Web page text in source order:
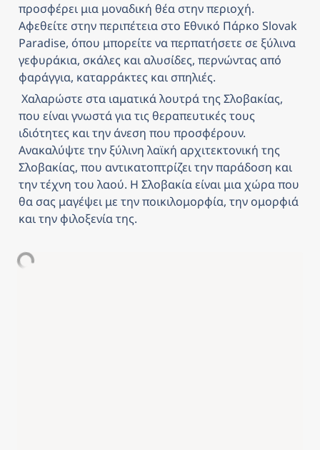
προσφέρει μια μοναδική θέα στην περιοχή.
Αφεθείτε στην περιπέτεια στο Εθνικό Πάρκο Slovak
Paradise, όπου μπορείτε να περπατήσετε σε ξύλινα
γεφυράκια, σκάλες και αλυσίδες, περνώντας από
φαράγγια, καταρράκτες και σπηλιές.
που είναι γνωστά για τις θεραπευτικές τους
ιδιότητες και την άνεση που προσφέρουν.
Ανακαλύψτε την ξύλινη λαϊκή αρχιτεκτονική της
Σλοβακίας, που αντικατοπτρίζει την παράδοση και
την τέχνη του λαού. Η Σλοβακία είναι μια χώρα που
θα σας μαγέψει με την ποικιλομορφία, την ομορφιά
και την φιλοξενία της.